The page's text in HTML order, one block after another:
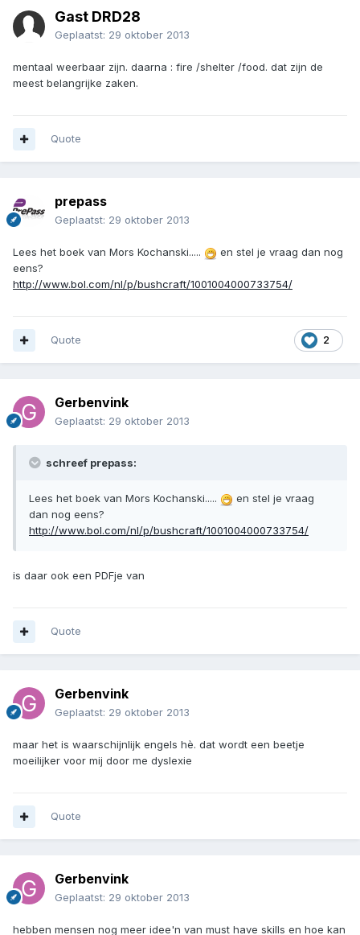
Gast DRD28
Geplaatst: 29 oktober 2013
mentaal weerbaar zijn. daarna : fire /shelter /food. dat zijn de
meest belangrijke zaken.
Quote
prepass
Geplaatst: 29 oktober 2013
Lees het boek van Mors Kochanski.....
en stel je vraag dan nog
eens?
http://www.bol.com/nl/p/bushcraft/1001004000733754/
2
Quote
Gerbenvink
Geplaatst: 29 oktober 2013
schreef prepass:
Lees het boek van Mors Kochanski.....
en stel je vraag
dan nog eens?
http://www.bol.com/nl/p/bushcraft/1001004000733754/
is daar ook een PDFje van
Quote
Gerbenvink
Geplaatst: 29 oktober 2013
maar het is waarschijnlijk engels hè. dat wordt een beetje
moeilijker voor mij door me dyslexie
Quote
Gerbenvink
Geplaatst: 29 oktober 2013
hebben mensen nog meer idee'n van must have skills en hoe kan